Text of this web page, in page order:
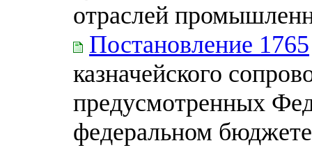
отраслей
Постановление 1765
казначейского
предусмотренных
федеральном